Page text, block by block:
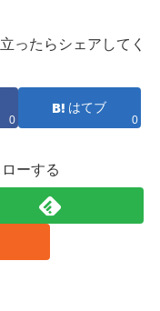
ったらシェアしてく
0
はてブ
0
ーする